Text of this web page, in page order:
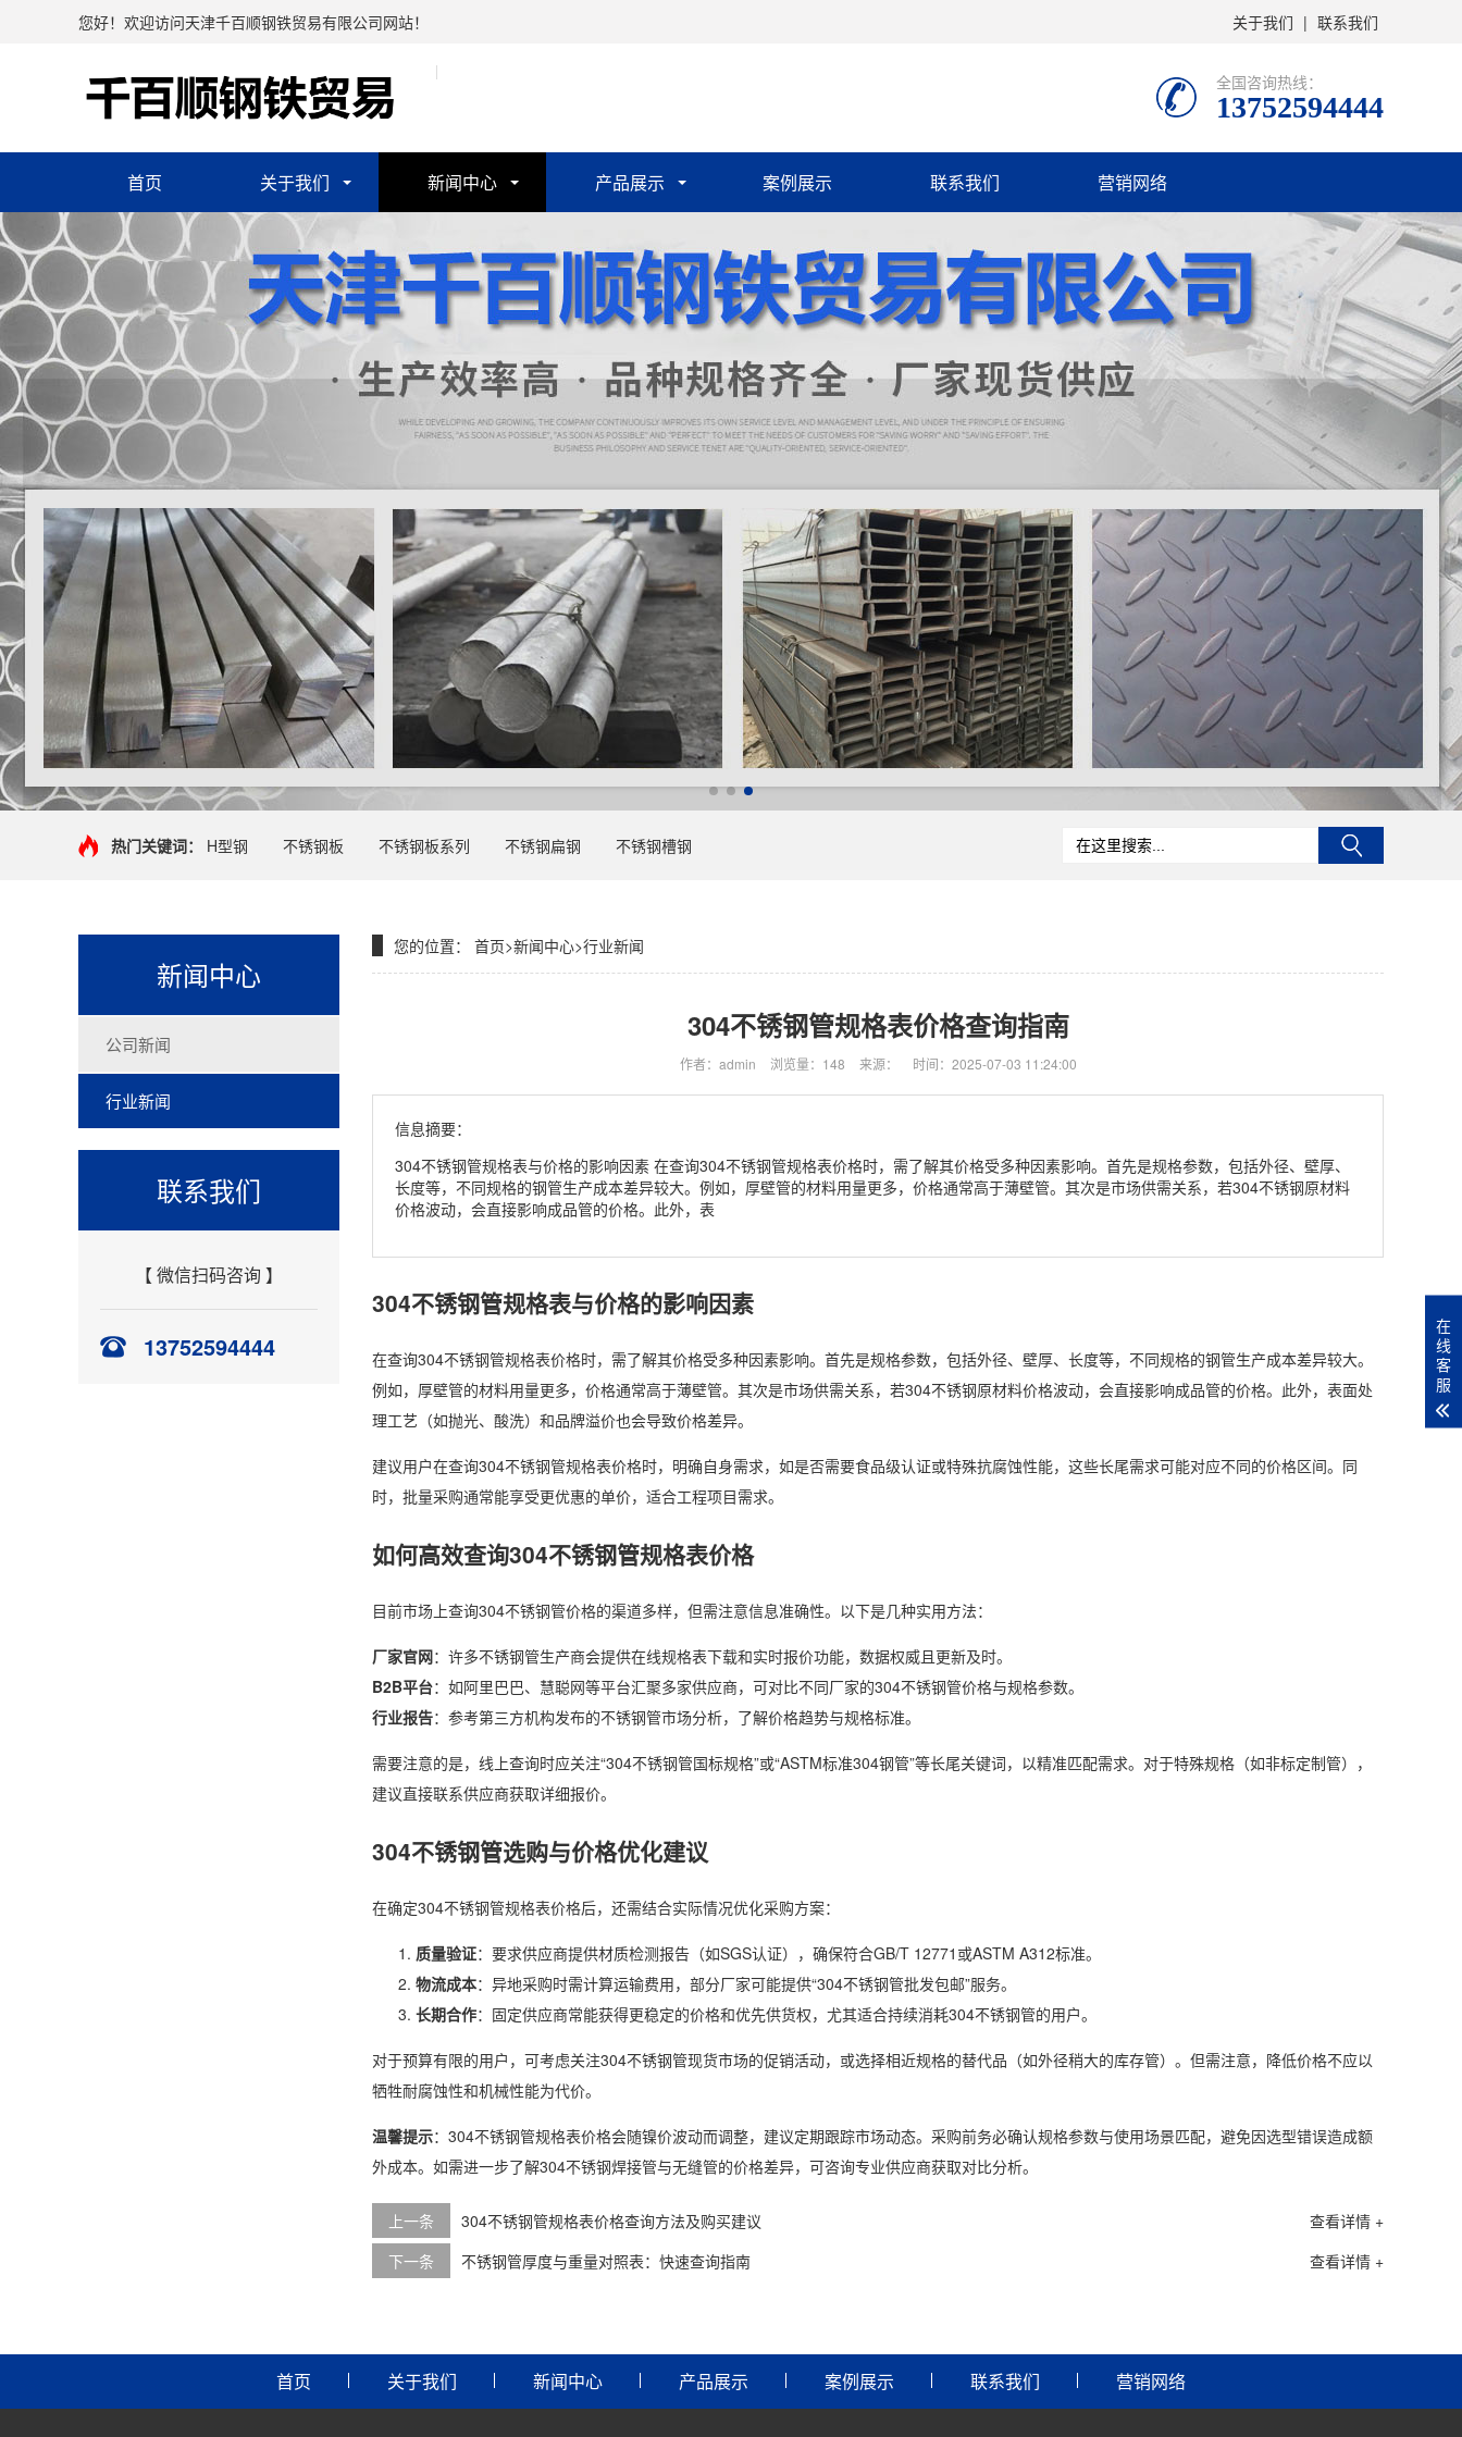
您好！欢迎访问天津千百顺钢铁贸易有限公司网站！ 关于我们 | 联系我们
全国咨询热线：
13752594444
首页 关于我们 新闻中心 产品展示 案例展示 联系我们 营销网络
热门关键词： H型钢 不锈钢板 不锈钢板系列 不锈钢扁钢 不锈钢槽钢
新闻中心
公司新闻
行业新闻
联系我们
【 微信扫码咨询 】
13752594444
您的位置： 首页>新闻中心>行业新闻
304不锈钢管规格表价格查询指南
作者：admin 浏览量：148 来源： 时间：2025-07-03 11:24:00
信息摘要：
304不锈钢管规格表与价格的影响因素 在查询304不锈钢管规格表价格时，需了解其价格受多种因素影响。首先是规格参数，包括外径、壁厚、
长度等，不同规格的钢管生产成本差异较大。例如，厚壁管的材料用量更多，价格通常高于薄壁管。其次是市场供需关系，若304不锈钢原材料
价格波动，会直接影响成品管的价格。此外，表
304不锈钢管规格表与价格的影响因素
在查询304不锈钢管规格表价格时，需了解其价格受多种因素影响。首先是规格参数，包括外径、壁厚、长度等，不同规格的钢管生产成本差异较大。
例如，厚壁管的材料用量更多，价格通常高于薄壁管。其次是市场供需关系，若304不锈钢原材料价格波动，会直接影响成品管的价格。此外，表面处
理工艺（如抛光、酸洗）和品牌溢价也会导致价格差异。
建议用户在查询304不锈钢管规格表价格时，明确自身需求，如是否需要食品级认证或特殊抗腐蚀性能，这些长尾需求可能对应不同的价格区间。同
时，批量采购通常能享受更优惠的单价，适合工程项目需求。
如何高效查询304不锈钢管规格表价格
目前市场上查询304不锈钢管价格的渠道多样，但需注意信息准确性。以下是几种实用方法：
厂家官网：许多不锈钢管生产商会提供在线规格表下载和实时报价功能，数据权威且更新及时。
B2B平台：如阿里巴巴、慧聪网等平台汇聚多家供应商，可对比不同厂家的304不锈钢管价格与规格参数。
行业报告：参考第三方机构发布的不锈钢管市场分析，了解价格趋势与规格标准。
需要注意的是，线上查询时应关注“304不锈钢管国标规格”或“ASTM标准304钢管”等长尾关键词，以精准匹配需求。对于特殊规格（如非标定制管），
建议直接联系供应商获取详细报价。
304不锈钢管选购与价格优化建议
在确定304不锈钢管规格表价格后，还需结合实际情况优化采购方案：
质量验证：要求供应商提供材质检测报告（如SGS认证），确保符合GB/T 12771或ASTM A312标准。
物流成本：异地采购时需计算运输费用，部分厂家可能提供“304不锈钢管批发包邮”服务。
长期合作：固定供应商常能获得更稳定的价格和优先供货权，尤其适合持续消耗304不锈钢管的用户。
对于预算有限的用户，可考虑关注304不锈钢管现货市场的促销活动，或选择相近规格的替代品（如外径稍大的库存管）。但需注意，降低价格不应以
牺牲耐腐蚀性和机械性能为代价。
温馨提示：304不锈钢管规格表价格会随镍价波动而调整，建议定期跟踪市场动态。采购前务必确认规格参数与使用场景匹配，避免因选型错误造成额
外成本。如需进一步了解304不锈钢焊接管与无缝管的价格差异，可咨询专业供应商获取对比分析。
上一条 查看详情 +
304不锈钢管规格表价格查询方法及购买建议
下一条
查看详情 +
不锈钢管厚度与重量对照表：快速查询指南
首页 关于我们 新闻中心 产品展示 案例展示 联系我们 营销网络
在
线
客
服